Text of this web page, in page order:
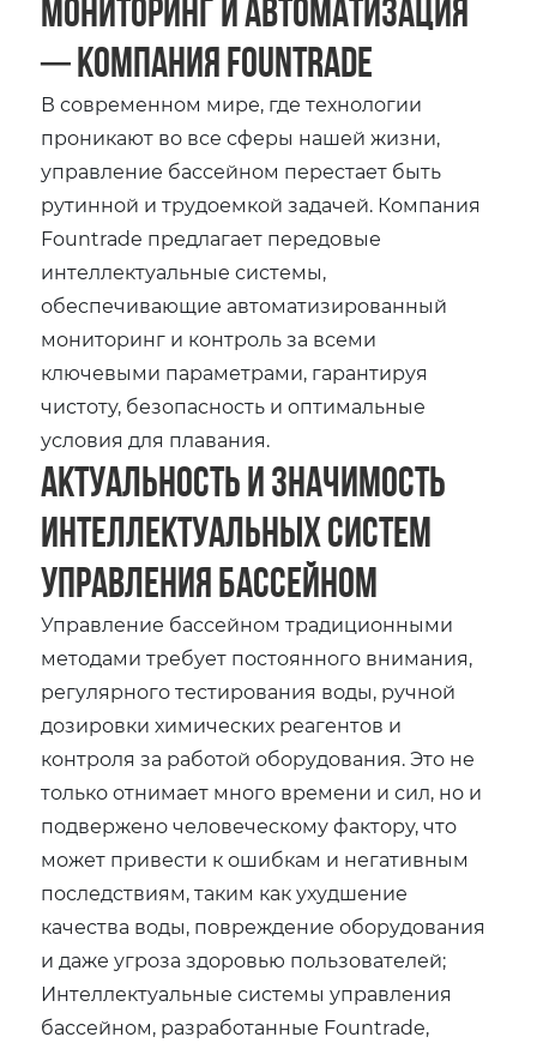
мониторинг и автоматизация
─ компания Fountrade
В современном мире, где технологии
проникают во все сферы нашей жизни,
управление бассейном перестает быть
рутинной и трудоемкой задачей. Компания
Fountrade предлагает передовые
интеллектуальные системы,
обеспечивающие автоматизированный
мониторинг и контроль за всеми
ключевыми параметрами, гарантируя
чистоту, безопасность и оптимальные
условия для плавания.
Актуальность и значимость
интеллектуальных систем
управления бассейном
Управление бассейном традиционными
методами требует постоянного внимания,
регулярного тестирования воды, ручной
дозировки химических реагентов и
контроля за работой оборудования. Это не
только отнимает много времени и сил, но и
подвержено человеческому фактору, что
может привести к ошибкам и негативным
последствиям, таким как ухудшение
качества воды, повреждение оборудования
и даже угроза здоровью пользователей;
Интеллектуальные системы управления
бассейном, разработанные Fountrade,